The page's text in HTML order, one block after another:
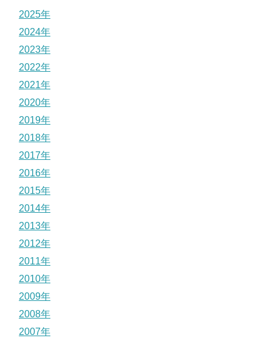
2025年
2024年
2023年
2022年
2021年
2020年
2019年
2018年
2017年
2016年
2015年
2014年
2013年
2012年
2011年
2010年
2009年
2008年
2007年